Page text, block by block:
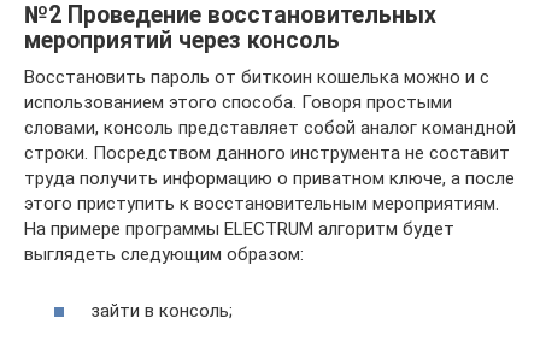
№2 Проведение восстановительных
мероприятий через консоль
Восстановить пароль от биткоин кошелька можно и с
использованием этого способа. Говоря простыми
словами, консоль представляет собой аналог командной
строки. Посредством данного инструмента не составит
труда получить информацию о приватном ключе, а после
этого приступить к восстановительным мероприятиям.
На примере программы ELECTRUM алгоритм будет
выглядеть следующим образом:
зайти в консоль;